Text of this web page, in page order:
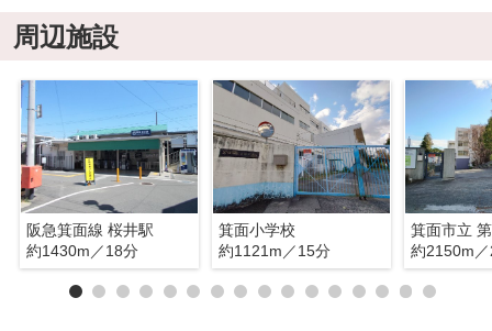
周辺施設
阪急箕面線 桜井駅
約1430m／18分
箕面小学校
約1121m／15分
箕面市立
約2150m